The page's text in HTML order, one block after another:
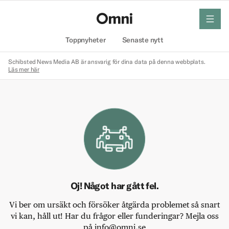
Toppnyheter Senaste nytt
meny
Schibsted News Media AB är ansvarig för dina data på denna webbplats.
Läs mer här
Oj! Något har gått fel.
Vi ber om ursäkt och försöker åtgärda problemet så snart
vi kan, håll ut! Har du frågor eller funderingar? Mejla oss